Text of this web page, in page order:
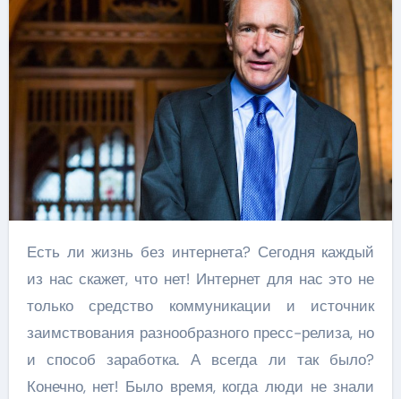
Есть ли жизнь без интернета? Сегодня каждый
из нас скажет, что нет! Интернет для нас это не
только средство коммуникации и источник
заимствования разнообразного пресс-релиза, но
и способ заработка. А всегда ли так было?
Конечно, нет! Было время, когда люди не знали